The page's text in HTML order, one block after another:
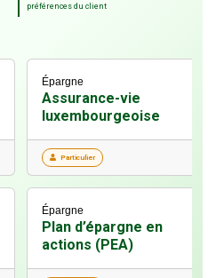
préférences du client
Épargne
Assurance-vie
luxembourgeoise
Particulier
Épargne
Plan d’épargne en
actions (PEA)